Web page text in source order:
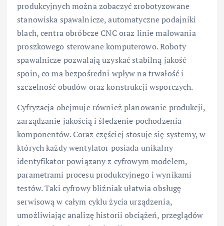
produkcyjnych można zobaczyć zrobotyzowane
stanowiska spawalnicze, automatyczne podajniki
blach, centra obróbcze CNC oraz linie malowania
proszkowego sterowane komputerowo. Roboty
spawalnicze pozwalają uzyskać stabilną jakość
spoin, co ma bezpośredni wpływ na trwałość i
szczelność obudów oraz konstrukcji wsporczych.
Cyfryzacja obejmuje również planowanie produkcji,
zarządzanie jakością i śledzenie pochodzenia
komponentów. Coraz częściej stosuje się systemy, w
których każdy wentylator posiada unikalny
identyfikator powiązany z cyfrowym modelem,
parametrami procesu produkcyjnego i wynikami
testów. Taki cyfrowy bliźniak ułatwia obsługę
serwisową w całym cyklu życia urządzenia,
umożliwiając analizę historii obciążeń, przeglądów